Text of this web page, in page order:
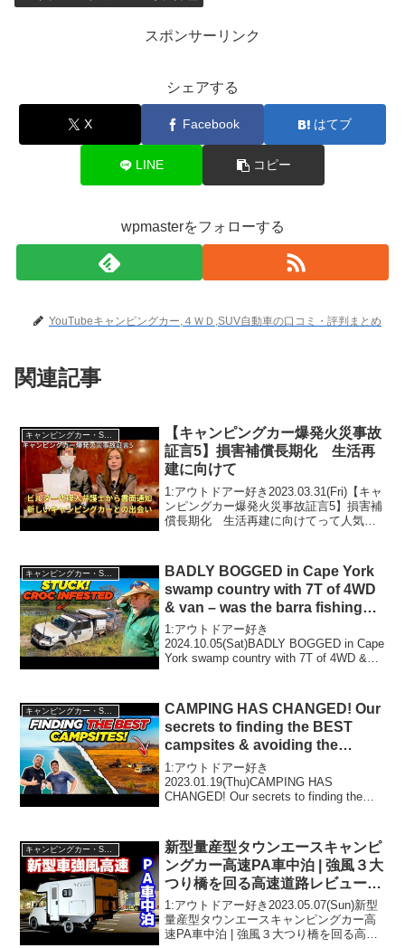
スポンサーリンク
シェアする
X Facebook はてブ
LINE コピー
wpmasterをフォローする
YouTubeキャンピングカー,４ＷＤ,SUV自動車の口コミ・評判まとめ
関連記事
キャンピングカー・SUV人気車種
【キャンピングカー爆発火災事故
証言5】損害補償長期化 生活再
建に向けて
1:アウトドアー好き2023.03.31(Fri)【キャ
ンピングカー爆発火災事故証言5】損害補
償長期化 生活再建に向けてって人気で
目です！3:アウト...
BADLY BOGGED in Cape York
swamp country with 7T of 4WD
& van – was the barra fishing
worth it?
1:アウトドアー好き
2024.10.05(Sat)BADLY BOGGED in Cape
York swamp country with 7T of 4WD &
キャンピングカー・SUV人気車種
CAMPING HAS CHANGED! Our
secrets to finding the BEST
campsites & avoiding the
crowds!
1:アウトドアー好き
2023.01.19(Thu)CAMPING HAS
CHANGED! Our secrets to finding the
新型量産型タウンエースキャンピ
ングカー高速PA車中泊 | 強風３大
つり橋を回る高速道路レビュー旅
【EXPEDITION HAWK】
1:アウトドアー好き2023.05.07(Sun)新型
量産型タウンエースキャンピングカー高
速PA車中泊 | 強風３大つり橋を回る高速